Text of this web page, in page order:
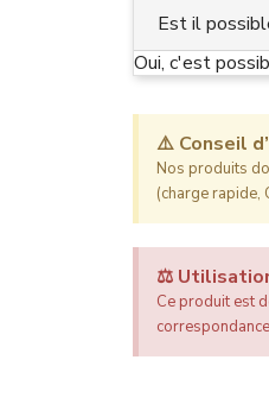
Est il
Oui, c'est
⚠️ Conseil
Nos produits
(charge rapide,
⚖️
Ce produit est